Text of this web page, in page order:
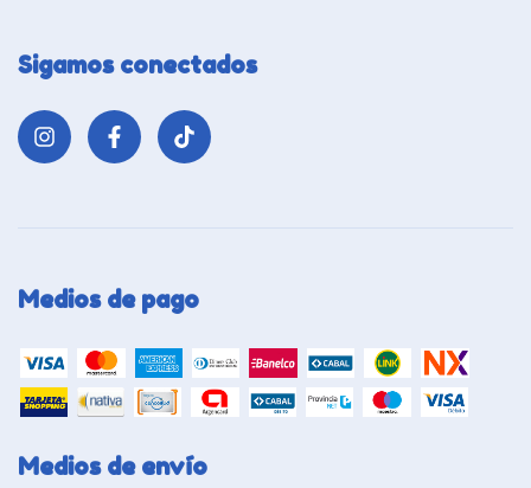
Sigamos conectados
Medios de pago
Medios de envío